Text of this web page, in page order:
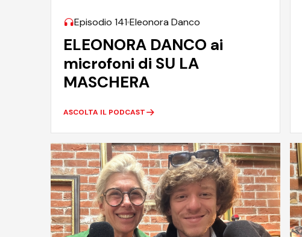
Episodio 141 Eleonora Danco
ELEONORA DANCO ai
microfoni di SU LA
MASCHERA
ASCOLTA IL PODCAST